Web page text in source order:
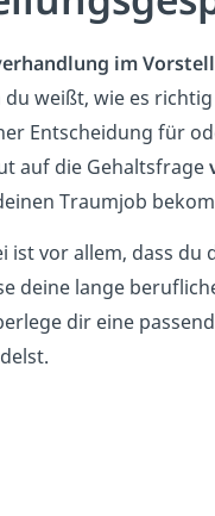
im
weißt, wie es
Entscheidung für
auf die Gehaltsfrage
Traumjob
ist vor allem, dass du
deine lange
dir eine